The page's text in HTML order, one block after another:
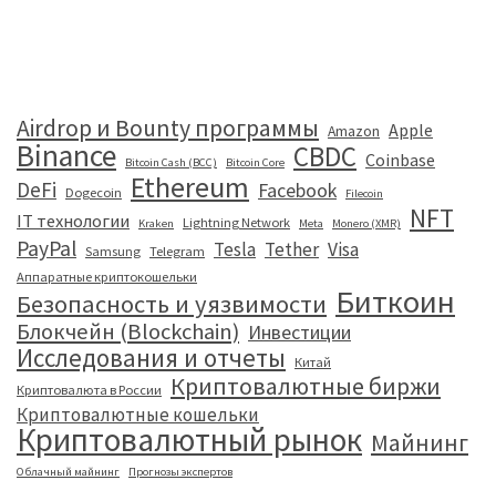
Airdrop и Bounty программы Amazon Apple
Binance Bitcoin Cash (BCC) Bitcoin Core CBDC Coinbase
DeFi Dogecoin Ethereum Facebook Filecoin
IT технологии Kraken Lightning Network Meta Monero (XMR) NFT
PayPal Samsung Telegram Tesla Tether Visa
Аппаратные криптокошельки
Безопасность и уязвимости Биткоин
Блокчейн (Blockchain) Инвестиции
Исследования и отчеты
Китай
Криптовалюта в России
Криптовалютные биржи
Криптовалютные кошельки
Криптовалютный рынок Майнинг
Облачный майнинг Прогнозы экспертов